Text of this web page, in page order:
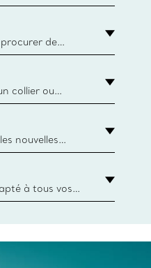
célèbre
durables et de
de
dans la
collier ou
& Co.
nouvelles
encore.
à tous vos
Co. Que ce soit